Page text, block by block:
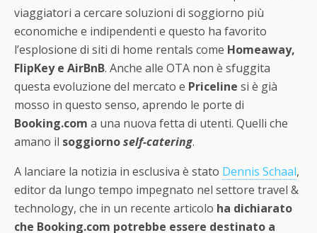
viaggiatori a cercare soluzioni di soggiorno più
economiche e indipendenti e questo ha favorito
l’esplosione di siti di home rentals come Homeaway,
FlipKey e AirBnB. Anche alle OTA non è sfuggita
questa evoluzione del mercato e Priceline si è già
mosso in questo senso, aprendo le porte di
Booking.com a una nuova fetta di utenti. Quelli che
amano il soggiornoself-catering.
A lanciare la notizia in esclusiva è stato Dennis Schaal,
editor da lungo tempo impegnato nel settore travel &
technology, che in un recente articolo ha dichiarato
che Booking.com potrebbe essere destinato a